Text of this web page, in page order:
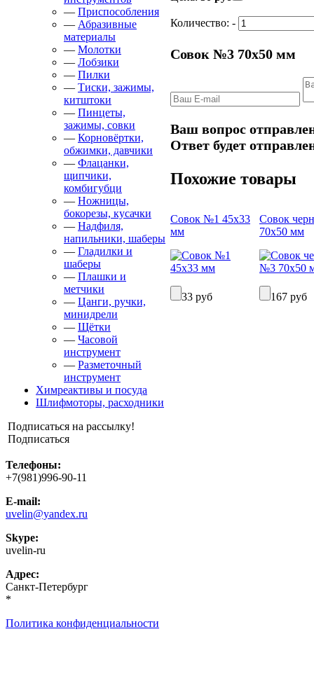
— Приспособления
— Абразивные
материалы
— Молотки
— Лобзики
— Пилки
— Тиски, зажимы,
китштоки
— Пинцеты,
зажимы, совки
— Корновёртки,
обжимки, давчики
— Флацанки,
щипчики,
комбигубци
— Ножницы,
бокорезы, кусачки
— Надфиля,
напильники, шаберы
— Гладилки и
шаберы
— Плашки и
метчики
— Цанги, ручки,
минидрели
— Щётки
— Часовой
инструмент
— Разметочный
инструмент
Химреактивы и посуда
Шлифмоторы, расходники
Подписаться на рассылку!
Подписаться
Количество: -
Совок №3 70х50 мм
Ваш вопрос
Ответ будет
Похожие товары
Совок №1 45х33
мм
33 руб
Совок
70х50 мм
167 руб
Телефоны:
+7(981)996-90-11
E-mail:
uvelin@yandex.ru
Skype:
uvelin-ru
Адрес:
Санкт-Петербург
*
Политика конфиденциальности